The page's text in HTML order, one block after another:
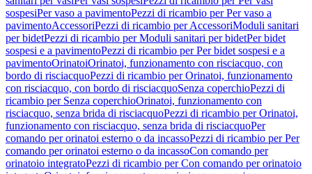
sospesiPer vaso a pavimentoPezzi di ricambio per Per vaso a
pavimentoAccessoriPezzi di ricambio per AccessoriModuli sanitari
per bidetPezzi di ricambio per Moduli sanitari per bidetPer bidet
sospesi e a pavimentoPezzi di ricambio per Per bidet sospesi e a
pavimentoOrinatoiOrinatoi, funzionamento con risciacquo, con
bordo di risciacquoPezzi di ricambio per Orinatoi, funzionamento
con risciacquo, con bordo di risciacquoSenza coperchioPezzi di
ricambio per Senza coperchioOrinatoi, funzionamento con
risciacquo, senza brida di risciacquoPezzi di ricambio per Orinatoi,
funzionamento con risciacquo, senza brida di risciacquoPer
comando per orinatoi esterno o da incassoPezzi di ricambio per Per
comando per orinatoi esterno o da incassoCon comando per
orinatoio integratoPezzi di ricambio per Con comando per orinatoio